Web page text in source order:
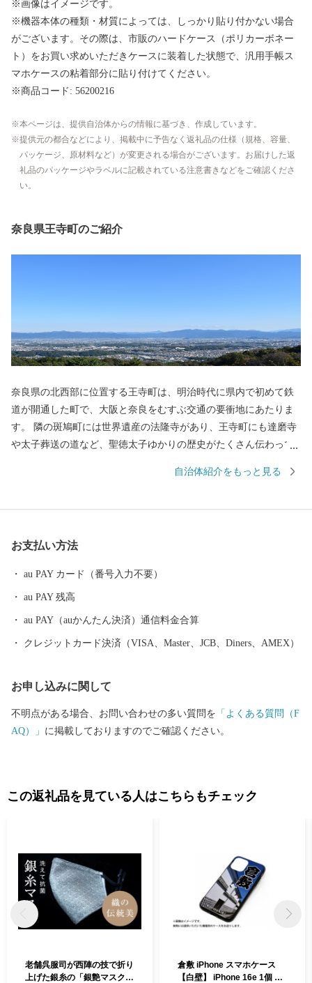
※画像はイメージです。
※機器本体の種類・材質によっては、しっかり貼り付かない場合
がございます。その際は、市販のハードケース（ポリカーボネー
ト）をお買い求めいただきケースに装着した状態で、汎用手帳ス
マホケースの粘着部分に貼り付けてください。
※商品コード: 56200216
本ページは、提供自治体からの情報に基づき、作成しています。
提供元の都合などにより、掲載中に予告なく返礼品の仕様（規格、容量、
パッケージ、原材料など）が変更される場合がございます。お届けした返
礼品のパッケージやラベルに記載されている注意書きなどをご確認くださ
い。
奈良県王寺町のご紹介
奈良県の北西部に位置する王寺町は、明治時代に県内で初めて鉄
道が開通した町で、大阪と奈良をむすぶ交通の要衝地にあたりま
す。 隣の斑鳩町には世界遺産の法隆寺があり、王寺町にも達磨寺
や太子葬送の道など、聖徳太子ゆかりの歴史がたくさん伝わって
すので、お気軽に観光をお楽しみください。
自治体紹介をもっと見る
お支払い方法
au PAY カード（番号入力不要）
au PAY 残高
au PAY（auかんたん決済）通信料金合算
クレジットカード決済（VISA、Master、JCB、Diners、AMEX）
お申し込みに関して
不明点がある場合、お問い合わせの多い質問を 「よくある質問（F
AQ）」 に掲載しておりますのでご確認ください。
この返礼品を見ている人はこちらもチェック
老舗呉服司が西陣の技で折り
上げた銀糸の「銀艶マスク」
倉敷 iPhone スマホケース
【白壁】 iPhone 16e 1個 ／